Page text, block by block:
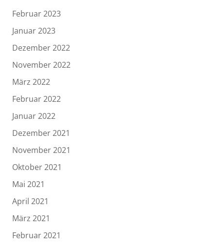
Februar 2023
Januar 2023
Dezember 2022
November 2022
März 2022
Februar 2022
Januar 2022
Dezember 2021
November 2021
Oktober 2021
Mai 2021
April 2021
März 2021
Februar 2021